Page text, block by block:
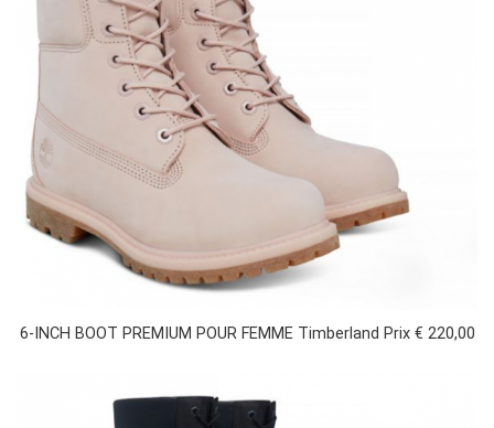
6-INCH BOOT PREMIUM POUR FEMME Timberland Prix € 220,00